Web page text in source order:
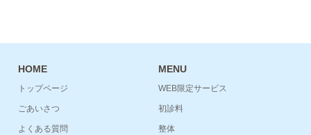
HOME
トップページ
ごあいさつ
よくある質問
MENU
WEB限定サービス
初診料
整体